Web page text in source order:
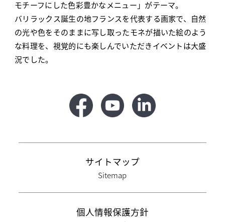
モチーフにした色彩豊かなメニュー」がテーマ。
バリラックス誕生の地フランスを代表する画家で、自然
の光や色をそのままに写し取ったモネが描いた絵のよう
な料理を、視覚的にも楽しんでいただきイベントは大盛
況でした。
サイトマップ
Sitemap
個人情報保護方針